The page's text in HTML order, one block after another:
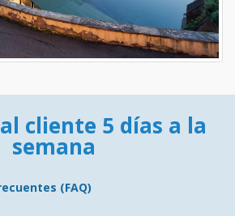
cliente 5 días a la
semana
(FAQ)